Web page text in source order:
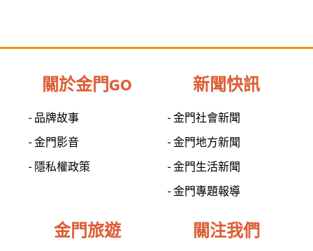
關於金門GO
- 品牌故事
- 金門影音
- 隱私權政策
新聞快訊
- 金門社會新聞
- 金門地方新聞
- 金門生活新聞
- 金門專題報導
金門旅遊 關注我們